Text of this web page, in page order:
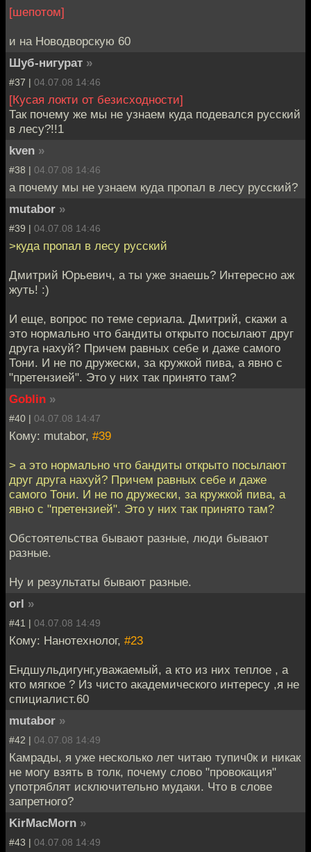
[шепотом]
и на Новодворскую 60
Шуб-нигурат »
#37 | 04.07.08 14:46
[Кусая локти от безисходности]
Так почему же мы не узнаем куда подевался русский
в лесу?!!1
kven »
#38 | 04.07.08 14:46
а почему мы не узнаем куда пропал в лесу русский?
mutabor »
#39 | 04.07.08 14:46
>куда пропал в лесу русский
Дмитрий Юрьевич, а ты уже знаешь? Интересно аж
жуть! :)
И еще, вопрос по теме сериала. Дмитрий, скажи а
это нормально что бандиты открыто посылают друг
друга нахуй? Причем равных себе и даже самого
Тони. И не по дружески, за кружкой пива, а явно с
"претензией". Это у них так принято там?
Goblin »
#40 | 04.07.08 14:47
Кому: mutabor, #39
> а это нормально что бандиты открыто посылают
друг друга нахуй? Причем равных себе и даже
самого Тони. И не по дружески, за кружкой пива, а
явно с "претензией". Это у них так принято там?
Обстоятельства бывают разные, люди бывают
разные.
Ну и результаты бывают разные.
orl »
#41 | 04.07.08 14:49
Кому: Нанотехнолог, #23
Ендшульдигунг,уважаемый, а кто из них теплое , а
кто мягкое ? Из чисто академического интересу ,я не
спициалист.60
mutabor »
#42 | 04.07.08 14:49
Камрады, я уже несколько лет читаю тупич0к и никак
не могу взять в толк, почему слово "провокация"
употряблят исключительно мудаки. Что в слове
запретного?
KirMacMorn »
#43 | 04.07.08 14:49